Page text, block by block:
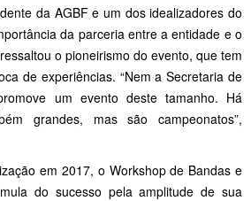
da AGBF e um dos idealizadores do
da parceria entre a entidade e o
o pioneirismo do evento, que tem
de experiências. “Nem a Secretaria de
um evento deste tamanho. Há
grandes, mas são campeonatos”,
em 2017, o Workshop de Bandas e
do sucesso pela amplitude de sua